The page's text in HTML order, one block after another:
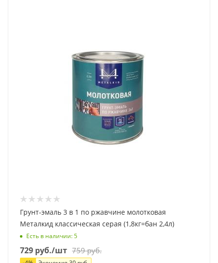
Грунт-эмаль 3 в 1 по ржавчине молотковая
Металкид классическая серая (1,8кг=бан 2,4л)
Есть в наличии: 5
729 руб./шт 759руб.